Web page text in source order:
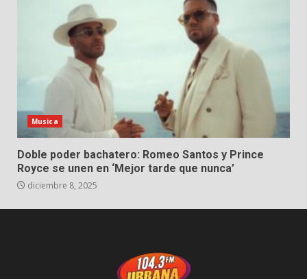
Musica
Doble poder bachatero: Romeo Santos y Prince
Royce se unen en ‘Mejor tarde que nunca’
diciembre 8, 2025